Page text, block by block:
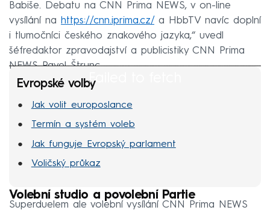
Babiše. Debatu na CNN Prima NEWS, v on-line
vysílání na https://cnn.iprima.cz/ a HbbTV navíc doplní
i tlumočníci českého znakového jazyka,“ uvedl
šéfredaktor zpravodajství a publicistiky CNN Prima
NEWS Pavel Štrunc.
Failed to fetch
Evropské volby
Jak volit europoslance
Termín a systém voleb
Jak funguje Evropský parlament
Voličský průkaz
Volební studio a povolební Partie
Superduelem ale volební vysílání CNN Prima NEWS